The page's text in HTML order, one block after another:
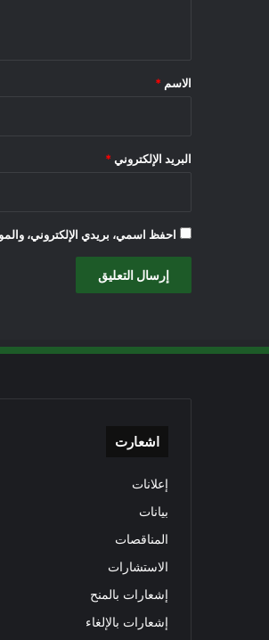
*
الاسم *
البريد الإلكتروني *
احفظ اسمي، بريدي الإلكتروني،
اشعارت
إعلانات
بيانات
المناقصات
الاستشارات
إشعارات بالمنح
إشعارات بالإلغاء